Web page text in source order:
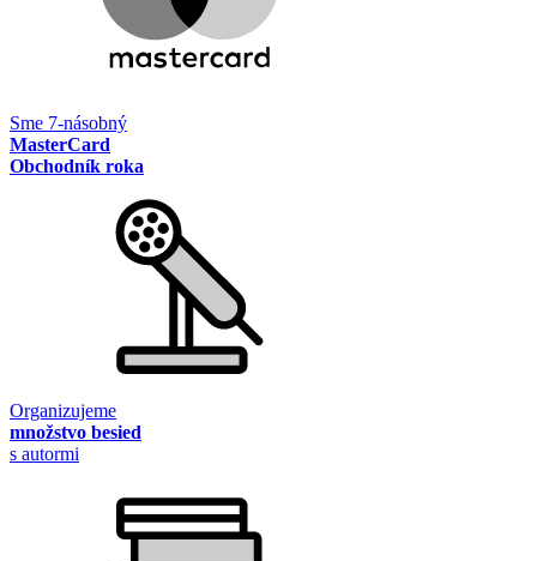
Sme 7-násobný
MasterCard
Obchodník roka
Organizujeme
množstvo besied
s autormi